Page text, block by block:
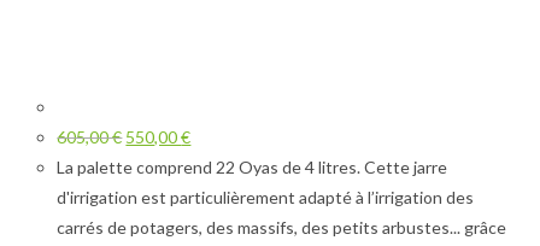
605,00€ 550,00€
La palette comprend 22 Oyas de 4 litres. Cette jarre
d'irrigation est particulièrement adapté à l’irrigation des
carrés de potagers, des massifs, des petits arbustes... grâce